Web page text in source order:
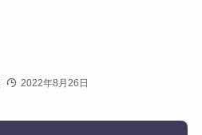
2022年8月26日